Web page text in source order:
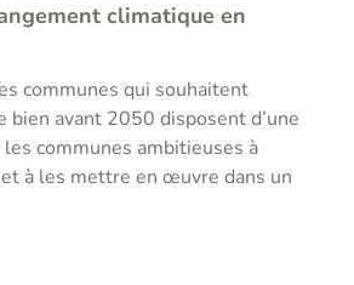
climatique en
communes qui souhaitent
avant 2050 disposent d’une
communes ambitieuses à
à les mettre en œuvre dans un